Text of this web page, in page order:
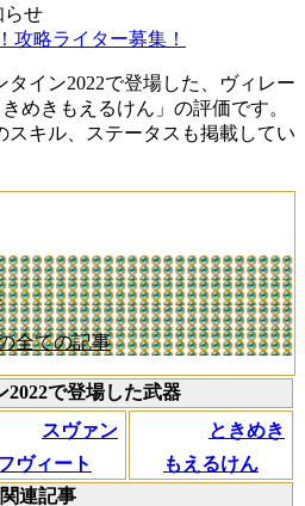
らせ
攻略ライター募集！
イン2022で登場した、ヴィレー
めきもえるけん」の評価です。
スキル、ステータスも掲載してい
全ての記事
2022で登場した武器
スヴァン
ヴィート
ときめき
もえるけん
関連記事